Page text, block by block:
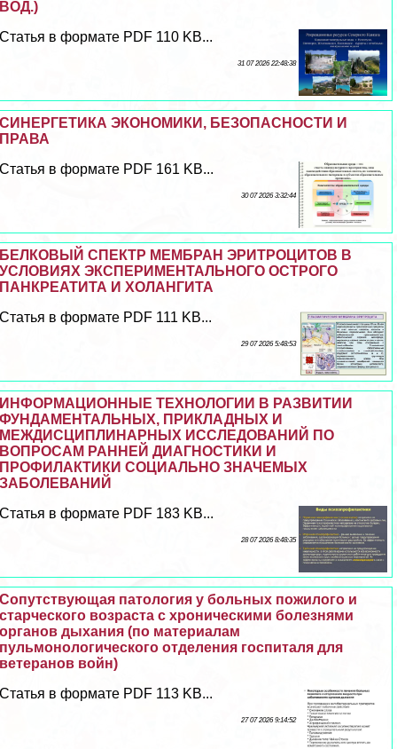
ВОД.)
Статья в формате PDF 110 KB...
31 07 2026 22:48:38
СИНЕРГЕТИКА ЭКОНОМИКИ, БЕЗОПАСНОСТИ И
ПРАВА
Статья в формате PDF 161 KB...
30 07 2026 3:32:44
БЕЛКОВЫЙ СПЕКТР МЕМБРАН ЭРИТРОЦИТОВ В
УСЛОВИЯХ ЭКСПЕРИМЕНТАЛЬНОГО ОСТРОГО
ПАНКРЕАТИТА И ХОЛАНГИТА
Статья в формате PDF 111 KB...
29 07 2026 5:48:53
ИНФОРМАЦИОННЫЕ ТЕХНОЛОГИИ В РАЗВИТИИ
ФУНДАМЕНТАЛЬНЫХ, ПРИКЛАДНЫХ И
МЕЖДИСЦИПЛИНАРНЫХ ИССЛЕДОВАНИЙ ПО
ВОПРОСАМ РАННЕЙ ДИАГНОСТИКИ И
ПРОФИЛАКТИКИ СОЦИАЛЬНО ЗНАЧЕМЫХ
ЗАБОЛЕВАНИЙ
Статья в формате PDF 183 KB...
28 07 2026 8:48:35
Сопутствующая патология у больных пожилого и
старческого возраста с хроническими болезнями
органов дыхания (по материалам
пульмонологического отделения госпиталя для
ветеранов войн)
Статья в формате PDF 113 KB...
27 07 2026 9:14:52